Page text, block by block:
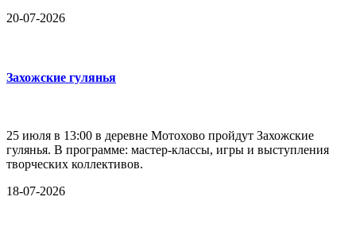
20-07-2026
Захожские гулянья
25 июля в 13:00 в деревне Мотохово пройдут Захожские
гулянья. В программе: мастер-классы, игры и выступления
творческих коллективов.
18-07-2026